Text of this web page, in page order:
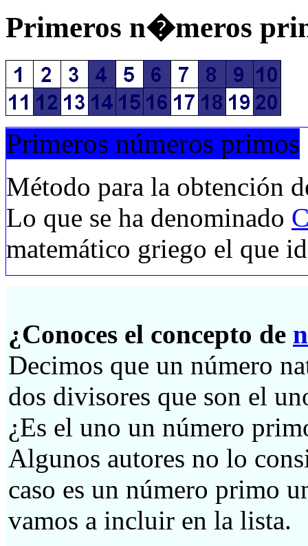
Primeros n�meros
Primeros números primos
Método para la obtención
Lo que se ha denominado
matemático griego el que
¿Conoces el concepto de
Decimos que un número
dos divisores que son el
¿Es el uno un número
Algunos autores no lo
caso es un número primo
vamos a incluir en la lista.